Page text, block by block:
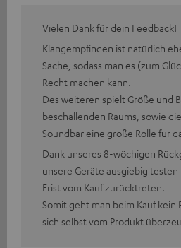
Vielen Dank für dein Feedback!
Klangempfinden ist natürlich
Sache, sodass man es (zum
Recht machen kann.
Des weiteren spielt Größe und
beschallenden Raums, sowie
Soundbar eine große Rolle für
Dank unseres 8-wöchigen
unsere Geräte ausgiebig
Frist vom Kauf zurücktreten.
Somit geht man beim Kauf kein
sich selbst vom Produkt